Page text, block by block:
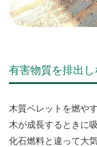
有害物質を排出
木質ペレットを燃や
木が成長するときに
化石燃料と違って大